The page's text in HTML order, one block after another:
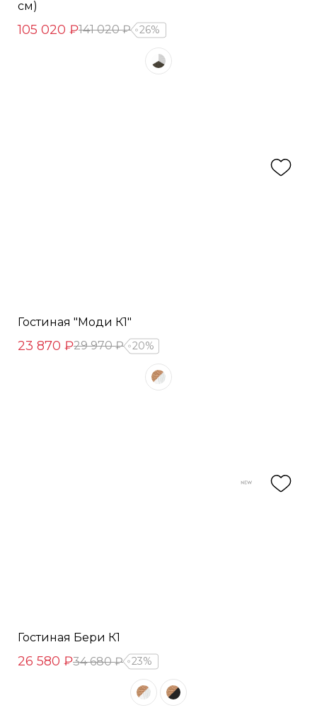
см)
105 020 ₽141 020 ₽ 26%
Гостиная "Моди К1"
23 870 ₽29 970 ₽ 20%
Гостиная Бери К1
26 580 ₽34 680 ₽ 23%